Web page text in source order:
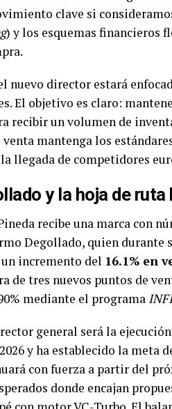
clave si
) y los esquemas financieros
nuevo director estará
El objetivo es claro:
recibir un volumen de
mantenga los
llegada de competidores
y la hoja de
recibe una marca con
Degollado, quien
incremento del 16.1% en
de tres nuevos puntos de
mediante el programa
general será la
y ha establecido la meta
con fuerza a partir del
donde encajan